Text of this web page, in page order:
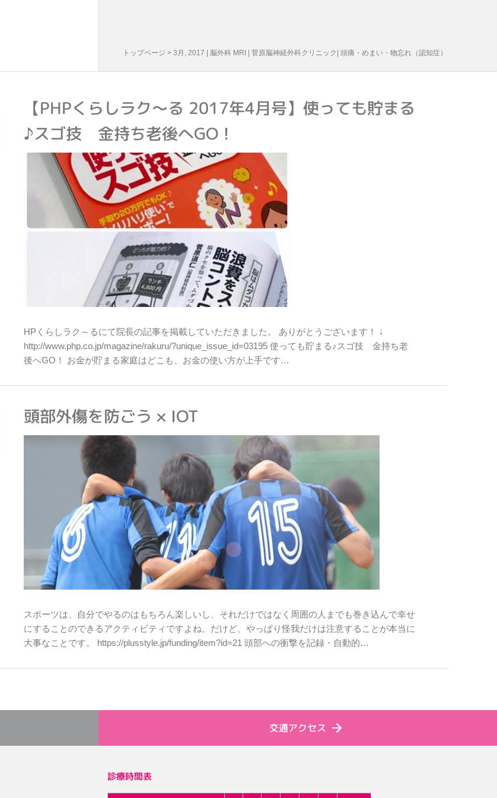
トップページ > 3月, 2017 | 脳外科 MRI | 菅原脳神経外科クリニック| 頭痛・めまい・物忘れ（認知症）
【PHPくらしラク～る 2017年4月号】使っても貯まる
♪スゴ技 金持ち老後へGO！
HPくらしラク～るにて院長の記事を掲載していただきました。 ありがとうございます！ ↓
http://www.php.co.jp/magazine/rakuru/?unique_issue_id=03195 使っても貯まる♪スゴ技 金持ち老
後へGO！ お金が貯まる家庭はどこも、お金の使い方が上手です…
頭部外傷を防ごう × IOT
スポーツは、自分でやるのはもちろん楽しいし、それだけではなく周囲の人までも巻き込んで幸せ
にすることのできるアクティビティですよね。だけど、やっぱり怪我だけは注意することが本当に
大事なことです。 https://plusstyle.jp/funding/item?id=21 頭部への衝撃を記録・自動的…
交通アクセス
診療時間表